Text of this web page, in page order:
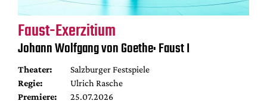
Faust-Exerzitium
Johann Wolfgang von Goethe: Faust I
Theater:
Salzburger Festspiele
Regie:
Ulrich Rasche
Premiere:
25.07.2026